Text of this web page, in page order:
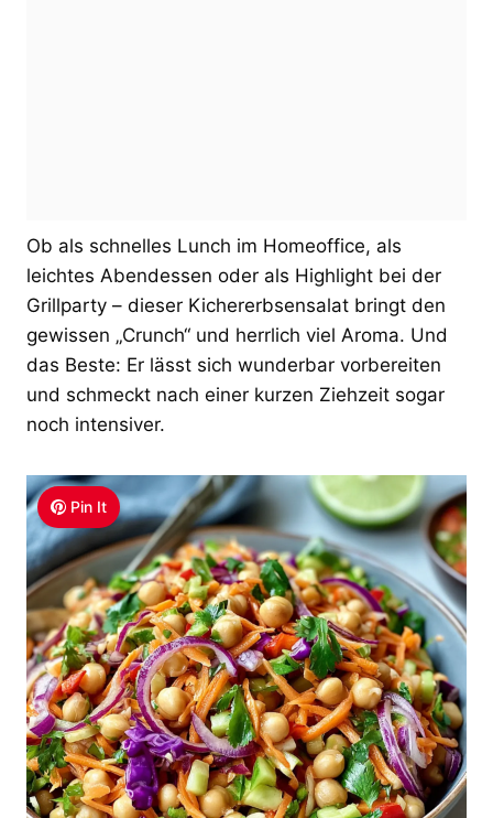
Ob als schnelles Lunch im Homeoffice, als
leichtes Abendessen oder als Highlight bei der
Grillparty – dieser Kichererbsensalat bringt den
gewissen „Crunch“ und herrlich viel Aroma. Und
das Beste: Er lässt sich wunderbar vorbereiten
und schmeckt nach einer kurzen Ziehzeit sogar
noch intensiver.
Pin It